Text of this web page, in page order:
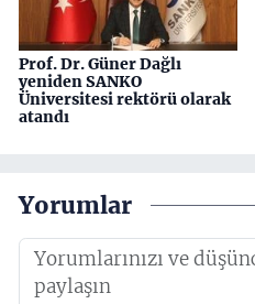
Prof. Dr. Güner Dağlı
yeniden SANKO
Üniversitesi rektörü olarak
atandı
Yorumlar